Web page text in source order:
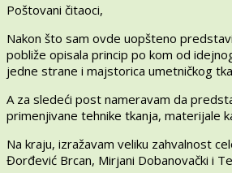
Poštovani čitaoci,
Nakon što sam ovde uopšteno
pobliže opisala princip po kom od
jedne strane i majstorica umetničkog
A za sledeći post nameravam da
primenjivane tehnike tkanja, materijale
Na kraju, izražavam veliku zahvalnost
Đorđević Brcan, Mirjani Dobanovački i